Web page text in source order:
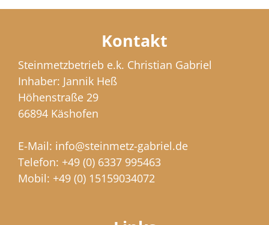
Kontakt
Steinmetzbetrieb e.k. Christian Gabriel
Inhaber: Jannik Heß
Höhenstraße 29
66894 Käshofen
E-Mail: info@steinmetz-gabriel.de
Telefon: +49 (0) 6337 995463
Mobil: +49 (0) 15159034072